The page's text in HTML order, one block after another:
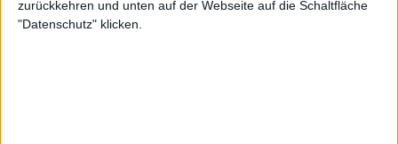
zurückkehren und unten auf der Webseite auf die Schaltfläche
"Datenschutz" klicken.
Festzuhalten bleibt: Freundinnen und Freunde der
Gothic-Industrial-Phase der Band bis zum Jahr 2000